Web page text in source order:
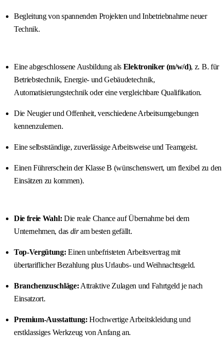
Begleitung von spannenden Projekten und Inbetriebnahme neuer
Technik.
Eine abgeschlossene Ausbildung als Elektroniker (m/w/d), z. B. für
Betriebstechnik, Energie- und Gebäudetechnik,
Automatisierungstechnik oder eine vergleichbare Qualifikation.
Die Neugier und Offenheit, verschiedene Arbeitsumgebungen
kennenzulernen.
Eine selbstständige, zuverlässige Arbeitsweise und Teamgeist.
Einen Führerschein der Klasse B (wünschenswert, um flexibel zu den
Einsätzen zu kommen).
Die freie Wahl: Die reale Chance auf Übernahme bei dem
Unternehmen, das diram besten gefällt.
Top-Vergütung: Einen unbefristeten Arbeitsvertrag mit
übertariflicher Bezahlung plus Urlaubs- und Weihnachtsgeld.
Branchenzuschläge: Attraktive Zulagen und Fahrtgeld je nach
Einsatzort.
Premium-Ausstattung: Hochwertige Arbeitskleidung und
erstklassiges Werkzeug von Anfang an.